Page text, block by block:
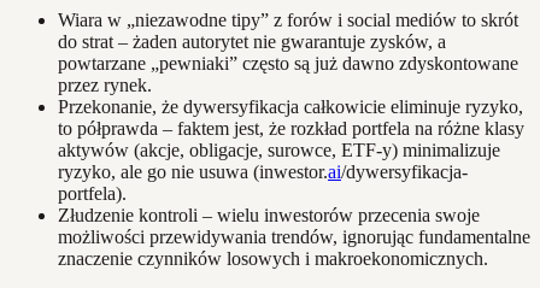
Wiara w „niezawodne tipy” z forów i social mediów to skrót
do strat – żaden autorytet nie gwarantuje zysków, a
powtarzane „pewniaki” często są już dawno zdyskontowane
przez rynek.
Przekonanie, że dywersyfikacja całkowicie eliminuje ryzyko,
to półprawda – faktem jest, że rozkład portfela na różne klasy
aktywów (akcje, obligacje, surowce, ETF-y) minimalizuje
ryzyko, ale go nie usuwa (inwestor.ai/dywersyfikacja-
portfela).
Złudzenie kontroli – wielu inwestorów przecenia swoje
możliwości przewidywania trendów, ignorując fundamentalne
znaczenie czynników losowych i makroekonomicznych.